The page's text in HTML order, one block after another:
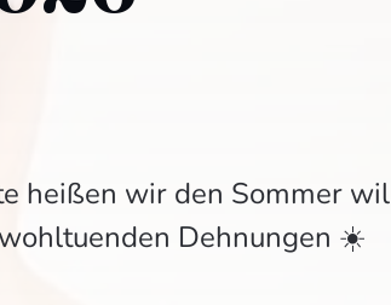
heißen wir den Sommer
Dehnungen ☀️